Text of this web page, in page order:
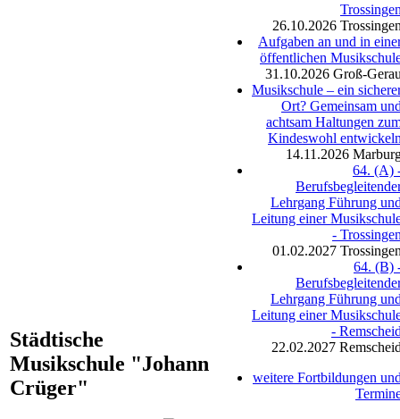
Städtische
Musikschule "Johann
Crüger"
26.10.2026
Aufgaben an und in
öffentlichen
31.10.2026 Groß-
Musikschule – ein
Ort? Gemeinsam
achtsam Haltungen
Kindeswohl
14.11.2026
64. (A)
Lehrgang Führung
Leitung einer
-
01.02.2027
64. (B)
Lehrgang Führung
Leitung einer
-
22.02.2027
weitere Fortbildungen